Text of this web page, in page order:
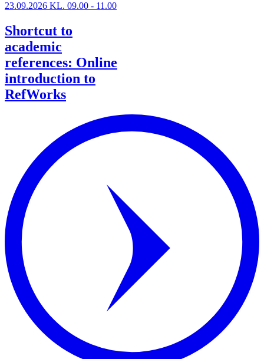
23.09.2026 KL. 09.00 - 11.00
Shortcut to
academic
references: Online
introduction to
RefWorks